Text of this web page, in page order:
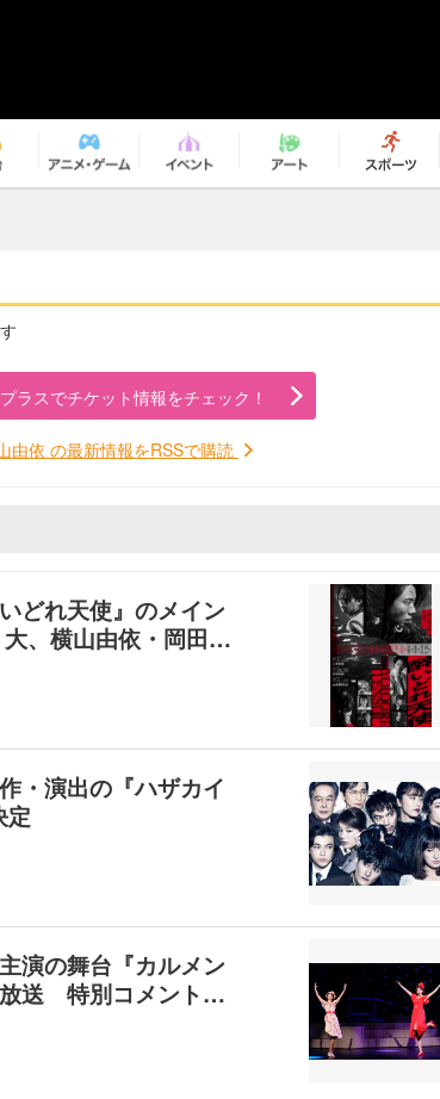
ラスでチケット情報をチェック！
由依 の最新情報をRSSで購読
どれ天使』のメイン
、横山由依・岡田…
・演出の『ハザカイ
定
演の舞台『カルメン
放送 特別コメント…